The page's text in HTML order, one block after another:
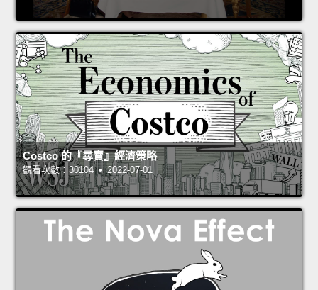
Costco 的『尋寶』經濟策略
觀看次數：30104 • 2022-07-01